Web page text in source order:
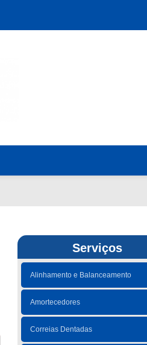
Serviços
Alinhamento e Balanceamento
Amortecedores
Correias Dentadas